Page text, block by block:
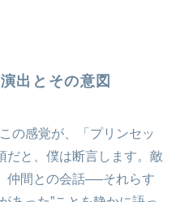
出とその意図
の感覚が、「プリンセッ
だと、僕は断言します。敵
仲間との会話──それらす